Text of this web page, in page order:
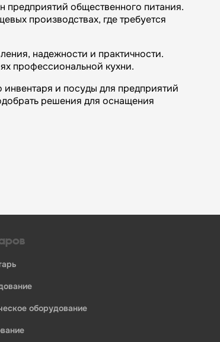
предприятий общественного питания.
производствах, где требуется
надежности и практичности.
профессиональной кухни.
и посуды для предприятий
решения для оснащения
питания:
оборудование